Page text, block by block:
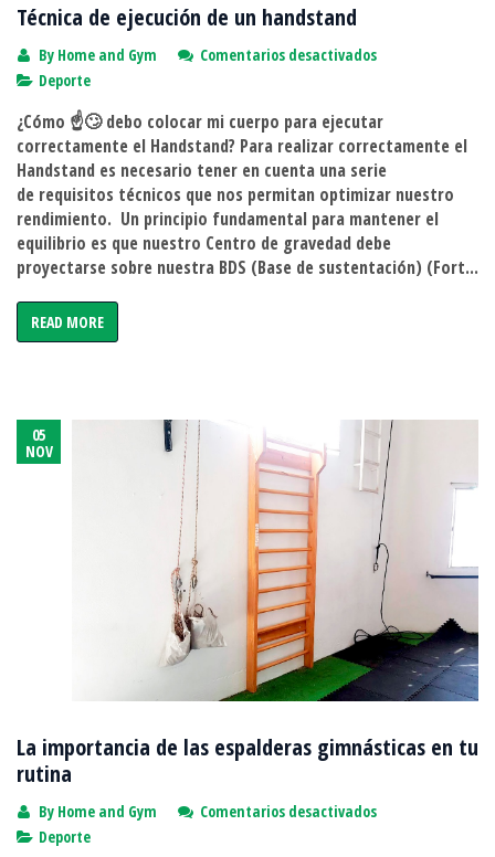
Técnica de ejecución de un handstand
By Home and Gym Comentarios desactivadosen
ejecución
de
un
handstand
Deporte
¿Cómo ☝🙄 debo colocar mi cuerpo para ejecutar
correctamente el Handstand? Para realizar correctamente el
Handstand es necesario tener en cuenta una serie
de requisitos técnicos que nos permitan optimizar nuestro
rendimiento. Un principio fundamental para mantener el
equilibrio es que nuestro Centro de gravedad debe
proyectarse sobre nuestra BDS (Base de sustentación) (Fort...
READ MORE
05
NOV
La importancia de las espalderas gimnásticas en tu
rutina
By Home and Gym Comentarios desactivadosen
Deporte